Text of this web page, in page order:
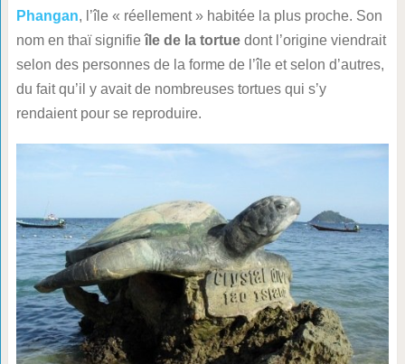
Phangan, l’île « réellement » habitée la plus proche. Son
nom en thaï signifieîle de la tortuedont l’origine viendrait
selon des personnes de la forme de l’île et selon d’autres,
du fait qu’il y avait de nombreuses tortues qui s’y
rendaient pour se reproduire.